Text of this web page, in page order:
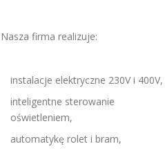
Nasza firma realizuje:
instalacje elektryczne 230V i 400V,
inteligentne sterowanie
oświetleniem,
automatykę rolet i bram,